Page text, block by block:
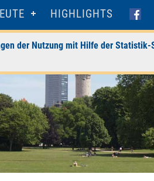
HIGHLIGHTS
der Nutzung mit Hilfe der